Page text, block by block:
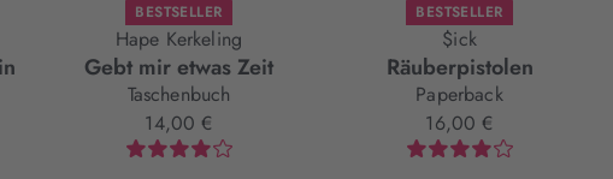
BESTSELLER
Hape Kerkeling
Gebt mir etwas Zeit
Taschenbuch
14,00 €
BESTSELLER
$ick
Räuberpistolen
Paperback
16,00 €